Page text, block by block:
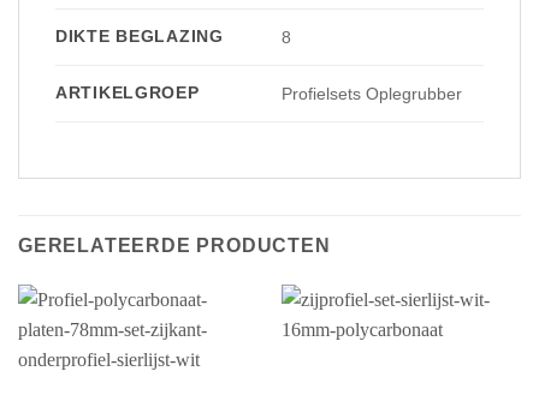
DIKTE BEGLAZING 8
ARTIKELGROEP Profielsets Oplegrubber
GERELATEERDE PRODUCTEN